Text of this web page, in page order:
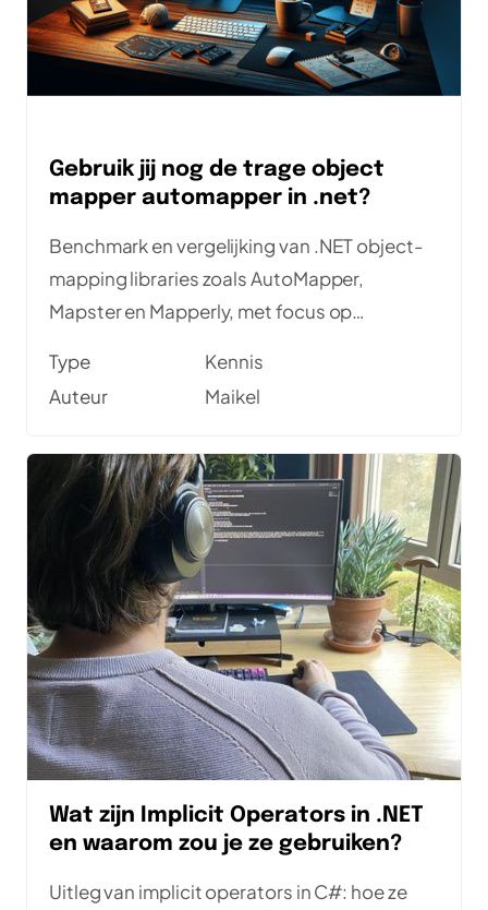
Gebruik jij nog de trage object
mapper automapper in .net?
Benchmark en vergelijking van .NET object-
mapping libraries zoals AutoMapper,
Mapster en Mapperly, met focus op
Type
Kennis
Auteur
Maikel
Wat zijn Implicit Operators in .NET
en waarom zou je ze gebruiken?
Uitleg van implicit operators in C#: hoe ze